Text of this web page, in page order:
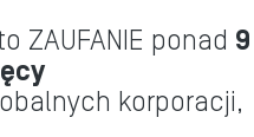
ZAUFANIE ponad 9
korporacji,